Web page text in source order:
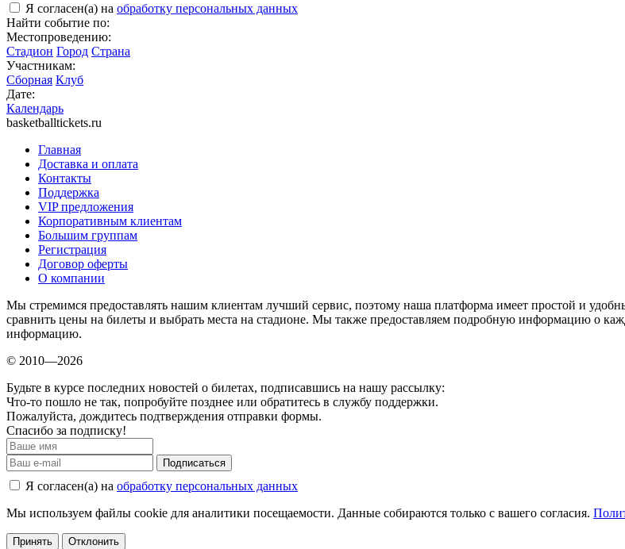
Я согласен(а) на обработку персональных данных
Найти событие по:
Местопроведению:
Стадион Город Страна
Участникам:
Сборная Клуб
Дате:
Календарь
basketballtickets.ru
Главная
Доставка и оплата
Контакты
Поддержка
VIP предложения
Корпоративным клиентам
Большим группам
Регистрация
Договор оферты
О компании
Мы стремимся предоставлять нашим клиентам лучший сервис, поэтому наша платформа имеет простой и
сравнить цены на билеты и выбрать места на стадионе. Мы также предоставляем подробную информацию о
информацию.
© 2010—2026
Будьте в курсе последних новостей о билетах, подписавшись на нашу рассылку:
Что-то пошло не так, попробуйте позднее или обратитесь в службу поддержки.
Пожалуйста, дождитесь подтверждения отправки формы.
Спасибо за подписку!
Подписаться
Я согласен(а) на обработку персональных данных
Мы используем файлы cookie для аналитики посещаемости. Данные собираются только с вашего согласия.
Принять Отклонить